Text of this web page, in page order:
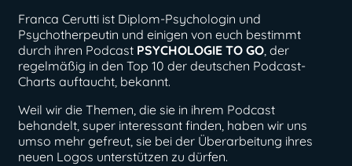
Franca Cerutti ist Diplom-Psychologin und
Psychotherpeutin und einigen von euch bestimmt
durch ihren Podcast PSYCHOLOGIE TO GO, der
regelmäßig in den Top 10 der deutschen Podcast-
Charts auftaucht, bekannt.
Weil wir die Themen, die sie in ihrem Podcast
behandelt, super interessant finden, haben wir uns
umso mehr gefreut, sie bei der Überarbeitung ihres
neuen Logos unterstützen zu dürfen.